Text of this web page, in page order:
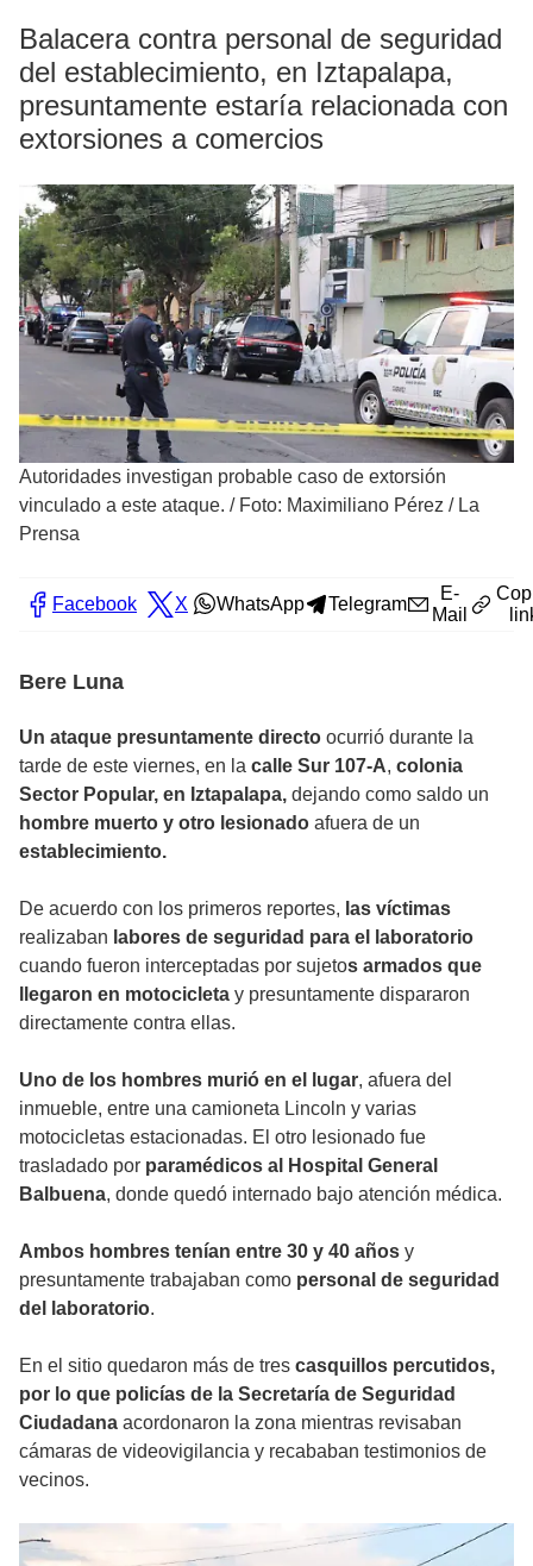
Balacera contra personal de seguridad
del establecimiento, en Iztapalapa,
presuntamente estaría relacionada con
extorsiones a comercios
Autoridades investigan probable caso de extorsión
vinculado a este ataque. / Foto: Maximiliano Pérez / La
Prensa
Facebook X WhatsApp Telegram
E-
Mail
Bere Luna
Un ataque presuntamente directo ocurrió durante la
tarde de este viernes, en la calle Sur 107-A, colonia
Sector Popular, en Iztapalapa, dejando como saldo un
hombre muerto y otro lesionado afuera de un
establecimiento.
De acuerdo con los primeros reportes, las víctimas
realizaban labores de seguridad para el laboratorio
cuando fueron interceptadas por sujetos armados que
llegaron en motocicleta y presuntamente dispararon
directamente contra ellas.
Uno de los hombres murió en el lugar, afuera del
inmueble, entre una camioneta Lincoln y varias
motocicletas estacionadas. El otro lesionado fue
trasladado por paramédicos al Hospital General
Balbuena, donde quedó internado bajo atención médica.
Ambos hombres tenían entre 30 y 40 años y
presuntamente trabajaban como personal de seguridad
del laboratorio.
En el sitio quedaron más de tres casquillos percutidos,
por lo que policías de la Secretaría de Seguridad
Ciudadana acordonaron la zona mientras revisaban
cámaras de videovigilancia y recababan testimonios de
vecinos.